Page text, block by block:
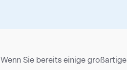
Wenn Sie bereits einige